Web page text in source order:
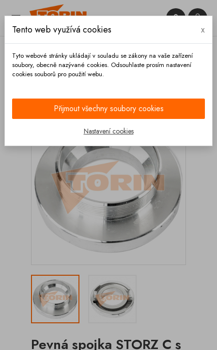
 

Pevná spojka STORZ C s
Tento web využívá cookies x
Tyto webové stránky ukládají v souladu se zákony na vaše zařízení
soubory, obecně nazývané cookies. Odsouhlaste prosím nastavení
cookies souborů pro použití webu.
Přijmout všechny soubory cookies
Nastavení cookies